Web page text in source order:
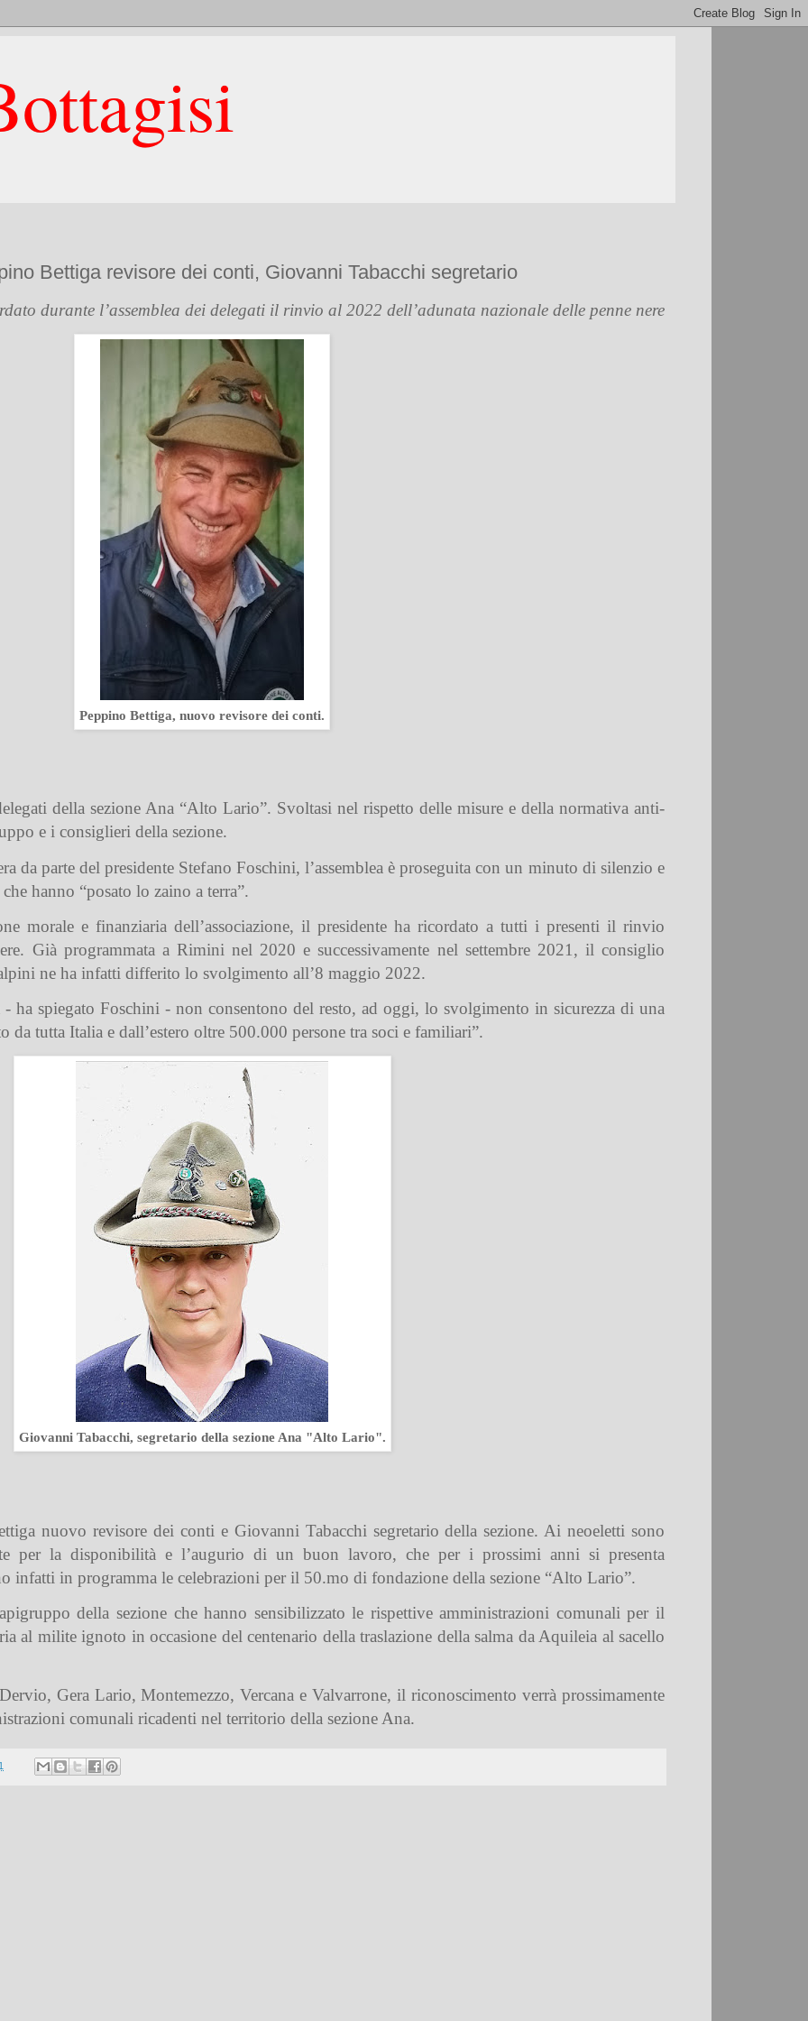
Bettiga revisore dei conti, Giovanni Tabacchi segretario
durante l’assemblea dei delegati il rinvio al 2022 dell’adunata nazionale delle penne nere
Peppino Bettiga, nuovo revisore dei conti.
della sezione Ana “Alto Lario”. Svoltasi nel rispetto delle misure e della normativa anti-
e i consiglieri della sezione.
da parte del presidente Stefano Foschini, l’assemblea è proseguita con un minuto di silenzio e
hanno “posato lo zaino a terra”.
morale e finanziaria dell’associazione, il presidente ha ricordato a tutti i presenti il rinvio
Già programmata a Rimini nel 2020 e successivamente nel settembre 2021, il consiglio
ne ha infatti differito lo svolgimento all’8 maggio 2022.
ha spiegato Foschini - non consentono del resto, ad oggi, lo svolgimento in sicurezza di una
da tutta Italia e dall’estero oltre 500.000 persone tra soci e familiari”.
Giovanni Tabacchi, segretario della sezione Ana "Alto Lario".
nuovo revisore dei conti e Giovanni Tabacchi segretario della sezione. Ai neoeletti sono
per la disponibilità e l’augurio di un buon lavoro, che per i prossimi anni si presenta
infatti in programma le celebrazioni per il 50.mo di fondazione della sezione “Alto Lario”.
della sezione che hanno sensibilizzato le rispettive amministrazioni comunali per il
al milite ignoto in occasione del centenario della traslazione della salma da Aquileia al sacello
Gera Lario, Montemezzo, Vercana e Valvarrone, il riconoscimento verrà prossimamente
comunali ricadenti nel territorio della sezione Ana.